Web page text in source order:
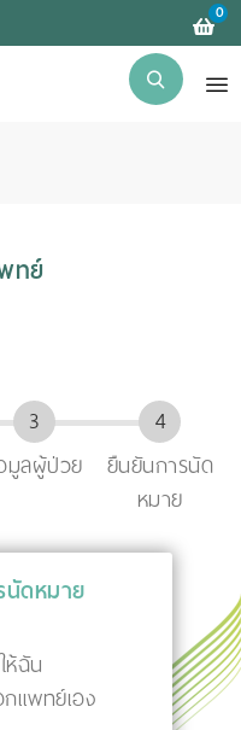
0
ทย์
มูลผู้ป่วย
ยืนยันการนัด
หมาย
นัดหมาย
ห้ฉัน
แพทย์เอง